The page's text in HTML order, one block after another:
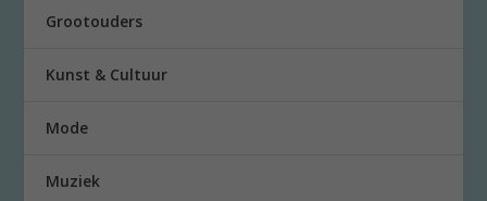
Grootouders
Kunst & Cultuur
Mode
Muziek